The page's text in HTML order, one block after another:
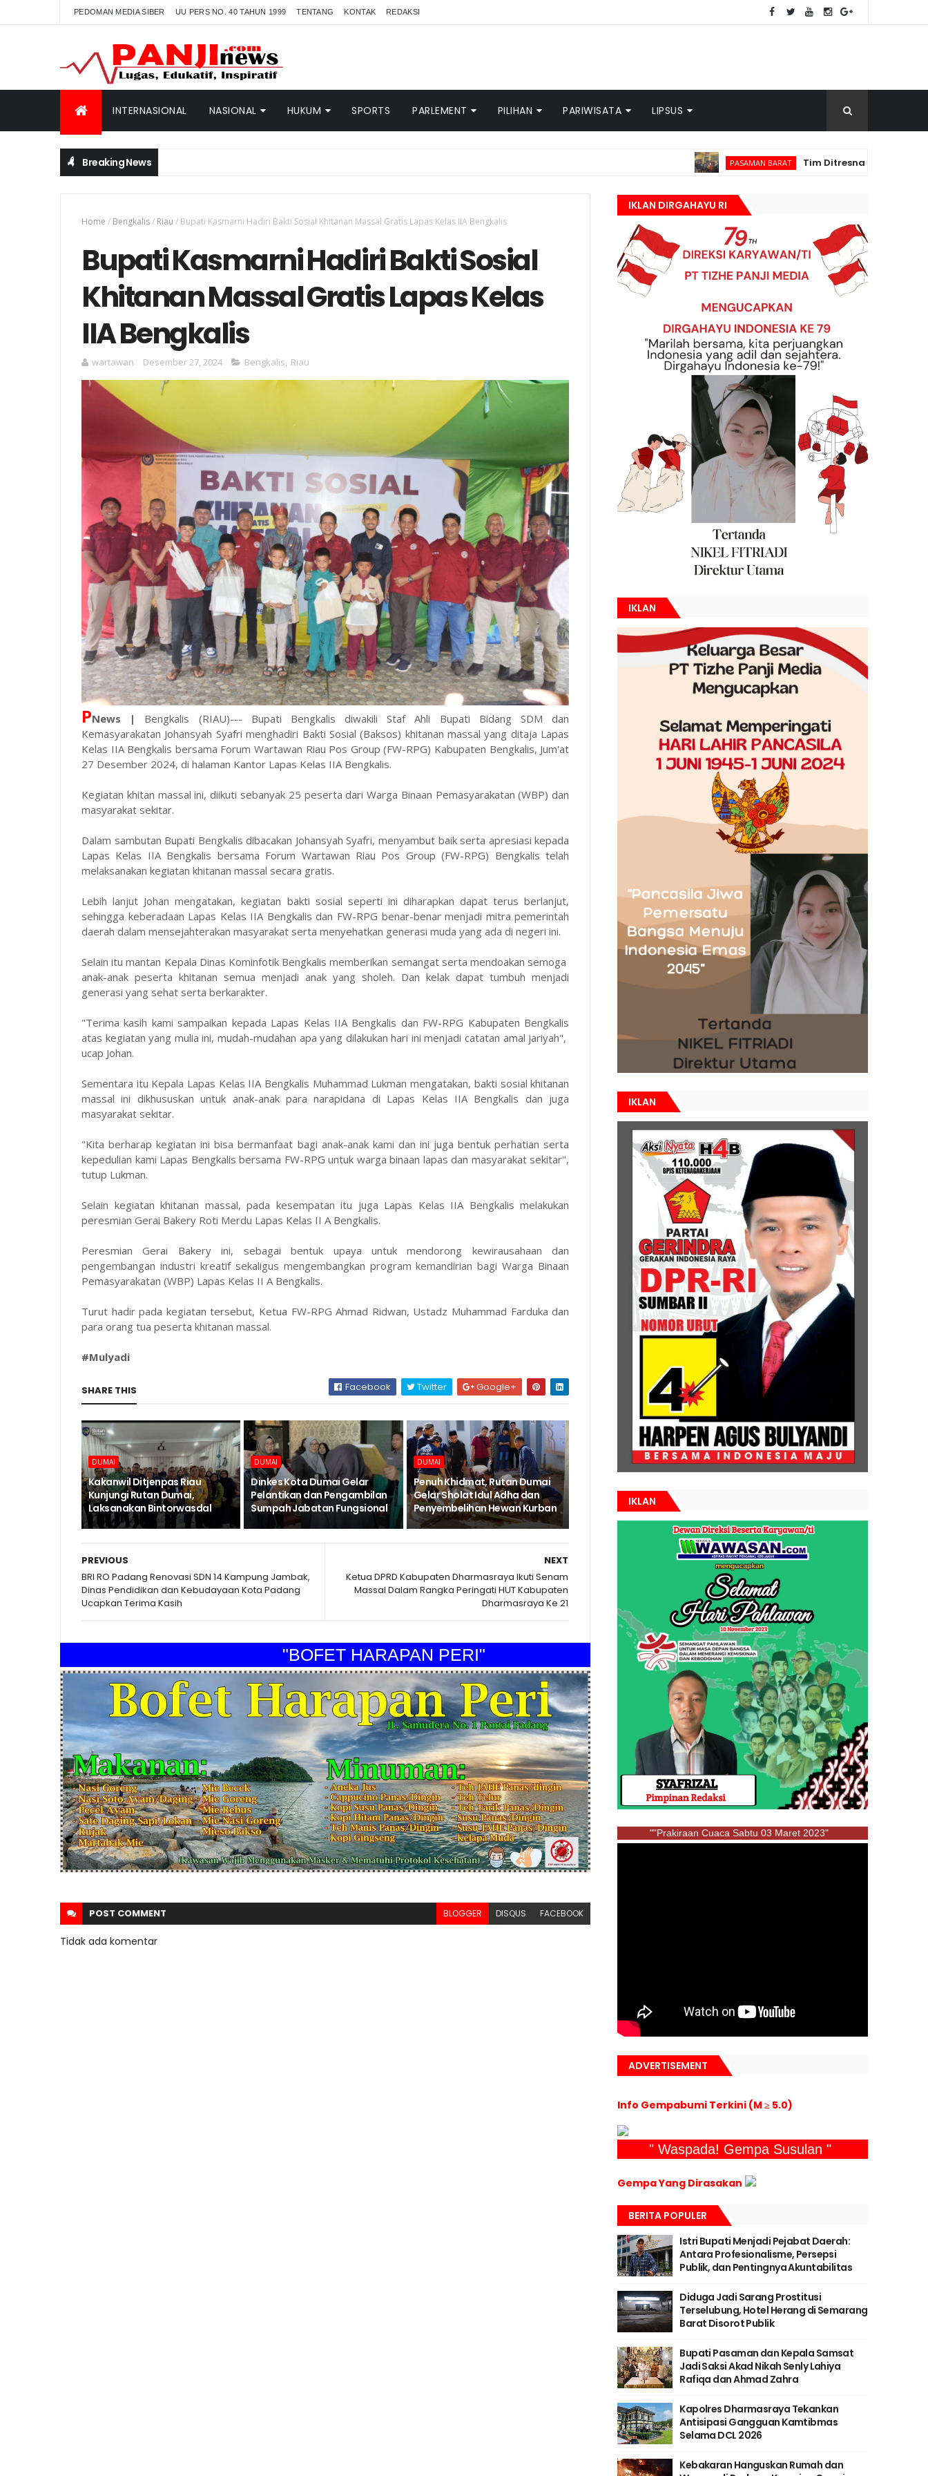
PEDOMAN MEDIA SIBER UU PERS NO. 40 TAHUN 1999 TENTANG KONTAK REDAKSI
INTERNASIONAL NASIONAL HUKUM SPORTS PARLEMENT PILIHAN PARIWISATA LIPSUS
Breaking News PASAMAN BARAT Tim Ditresnarkoba Polda Sumbar
Home / Bengkalis/ Riau / Bupati Kasmarni Hadiri Bakti Sosial Khitanan Massal Gratis Lapas Kelas IIA Bengkalis
Bupati Kasmarni Hadiri Bakti Sosial
Khitanan Massal Gratis Lapas Kelas
IIA Bengkalis
wartawan Desember 27, 2024 Bengkalis, Riau
PNews | Bengkalis (RIAU)--- Bupati Bengkalis diwakili Staf Ahli Bupati Bidang SDM dan
Kemasyarakatan Johansyah Syafri menghadiri Bakti Sosial (Baksos) khitanan massal yang ditaja Lapas
Kelas IIA Bengkalis bersama Forum Wartawan Riau Pos Group (FW-RPG) Kabupaten Bengkalis, Jum'at
27 Desember 2024, di halaman Kantor Lapas Kelas IIA Bengkalis.
Kegiatan khitan massal ini, diikuti sebanyak 25 peserta dari Warga Binaan Pemasyarakatan (WBP) dan
masyarakat sekitar.
Dalam sambutan Bupati Bengkalis dibacakan Johansyah Syafri, menyambut baik serta apresiasi kepada
Lapas Kelas IIA Bengkalis bersama Forum Wartawan Riau Pos Group (FW-RPG) Bengkalis telah
melaksanakan kegiatan khitanan massal secara gratis.
Lebih lanjut Johan mengatakan, kegiatan bakti sosial seperti ini diharapkan dapat terus berlanjut,
sehingga keberadaan Lapas Kelas IIA Bengkalis dan FW-RPG benar-benar menjadi mitra pemerintah
daerah dalam mensejahterakan masyarakat serta menyehatkan generasi muda yang ada di negeri ini.
Selain itu mantan Kepala Dinas Kominfotik Bengkalis memberikan semangat serta mendoakan semoga
anak-anak peserta khitanan semua menjadi anak yang sholeh. Dan kelak dapat tumbuh menjadi
generasi yang sehat serta berkarakter.
"Terima kasih kami sampaikan kepada Lapas Kelas IIA Bengkalis dan FW-RPG Kabupaten Bengkalis
atas kegiatan yang mulia ini, mudah-mudahan apa yang dilakukan hari ini menjadi catatan amal jariyah",
ucap Johan.
Sementara itu Kepala Lapas Kelas IIA Bengkalis Muhammad Lukman mengatakan, bakti sosial khitanan
massal ini dikhususkan untuk anak-anak para narapidana di Lapas Kelas IIA Bengkalis dan juga
masyarakat sekitar.
"Kita berharap kegiatan ini bisa bermanfaat bagi anak-anak kami dan ini juga bentuk perhatian serta
kepedulian kami Lapas Bengkalis bersama FW-RPG untuk warga binaan lapas dan masyarakat sekitar",
tutup Lukman.
Selain kegiatan khitanan massal, pada kesempatan itu juga Lapas Kelas IIA Bengkalis melakukan
peresmian Gerai Bakery Roti Merdu Lapas Kelas II A Bengkalis.
Peresmian Gerai Bakery ini, sebagai bentuk upaya untuk mendorong kewirausahaan dan
pengembangan industri kreatif sekaligus mengembangkan program kemandirian bagi Warga Binaan
Pemasyarakatan (WBP) Lapas Kelas II A Bengkalis.
Turut hadir pada kegiatan tersebut, Ketua FW-RPG Ahmad Ridwan, Ustadz Muhammad Farduka dan
para orang tua peserta khitanan massal.
#Mulyadi
SHARE THIS Facebook Twitter Google+
DUMAI
Kakanwil Ditjenpas Riau
Kunjungi Rutan Dumai,
Laksanakan Bintorwasdal
DUMAI
Dinkes Kota Dumai Gelar
Pelantikan dan Pengambilan
Sumpah Jabatan Fungsional
DUMAI
Penuh Khidmat, Rutan Dumai
Gelar Sholat Idul Adha dan
Penyembelihan Hewan Kurban
NEXT
Ketua DPRD Kabupaten Dharmasraya Ikuti Senam
Massal Dalam Rangka Peringati HUT Kabupaten
Dharmasraya Ke 21
PREVIOUS
BRI RO Padang Renovasi SDN 14 Kampung Jambak,
Dinas Pendidikan dan Kebudayaan Kota Padang
Ucapkan Terima Kasih
"BOFET HARAPAN PERI"
POST COMMENT BLOGGER DISQUS FACEBOOK
Tidak ada komentar
IKLAN DIRGAHAYU RI
IKLAN
IKLAN
IKLAN
""Prakiraan Cuaca Sabtu 03 Maret 2023"
ADVERTISEMENT
Info Gempabumi Terkini (M ≥ 5.0)
" Waspada! Gempa Susulan "
Gempa Yang Dirasakan
BERITA POPULER
Istri Bupati Menjadi Pejabat Daerah:
Antara Profesionalisme, Persepsi
Publik, dan Pentingnya Akuntabilitas
Diduga Jadi Sarang Prostitusi
Terselubung, Hotel Herang di Semarang
Barat Disorot Publik
Bupati Pasaman dan Kepala Samsat
Jadi Saksi Akad Nikah Senly Lahiya
Rafiqa dan Ahmad Zahra
Kapolres Dharmasraya Tekankan
Antisipasi Gangguan Kamtibmas
Selama DCL 2026
Kebakaran Hanguskan Rumah dan